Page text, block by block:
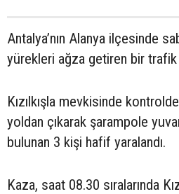
Antalya’nın Alanya ilçesinde
yürekleri ağza getiren bir trafik
Kızılkışla mevkisinde
yoldan çıkarak şarampole
bulunan 3 kişi hafif yaralandı.
Kaza, saat 08.30 sıralarında